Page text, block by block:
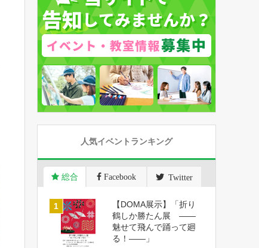
人気イベントランキング
総合 Facebook Twitter
【DOMA展示】「折り
鶴しか勝たん展 ――
魅せて飛んで踊って廻
る！――」